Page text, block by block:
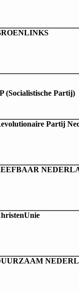
(Socialistische Partij)
Partij